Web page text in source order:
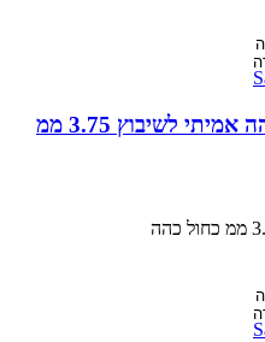
0.18 קראט ספיר כחול כהה אמיתי לשיבוץ 3.75 ממ